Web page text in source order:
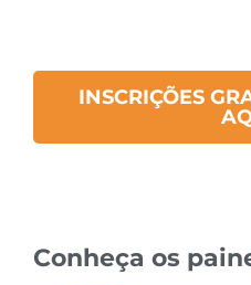
INSCRIÇÕES
Conheça os